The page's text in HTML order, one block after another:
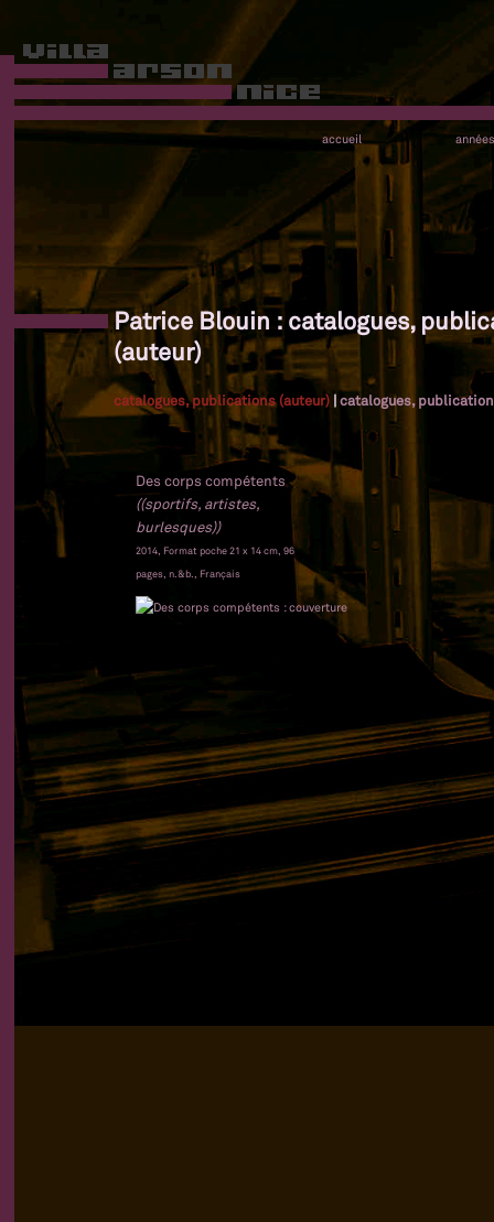
accueil années
Patrice Blouin : catalogues,
(auteur)
catalogues, publications (auteur) |catalogues,
Des corps compétents
((sportifs, artistes,
burlesques))
2014, Format poche 21 x 14 cm, 96
pages, n.&b., Français